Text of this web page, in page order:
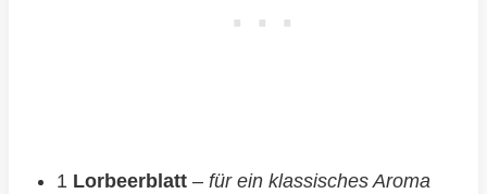
1 Lorbeerblatt– für ein klassisches Aroma